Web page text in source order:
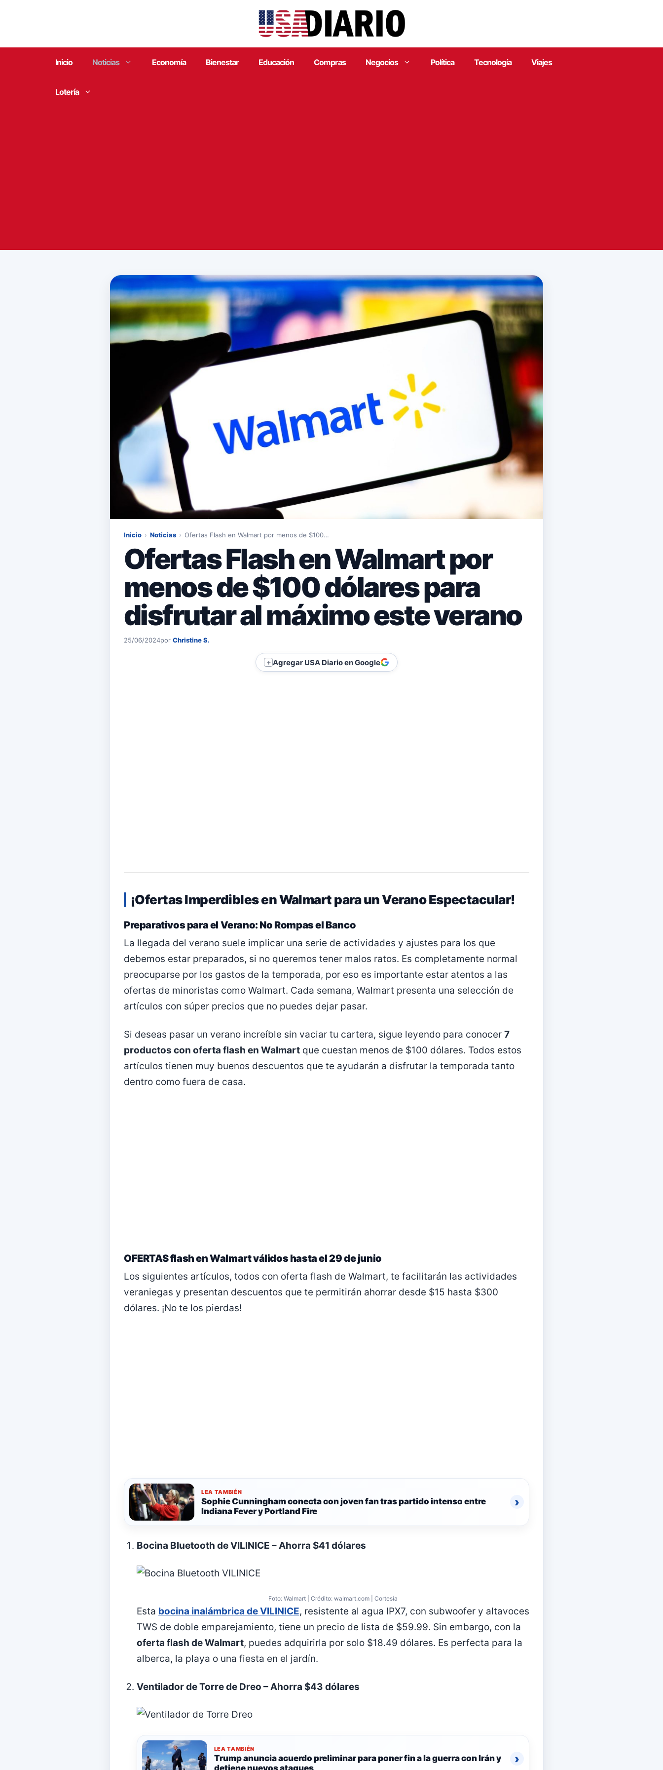
Inicio Noticias Economía Bienestar Educación Compras Negocios Política Tecnología Viajes
Lotería
Inicio › Noticias › Ofertas Flash en Walmart por menos de $100…
Ofertas Flash en Walmart por
menos de $100 dólares para
disfrutar al máximo este verano
25/06/2024por Christine S.
＋ Agregar USA Diario en Google
¡Ofertas Imperdibles en Walmart para un Verano Espectacular!
Preparativos para el Verano: No Rompas el Banco
La llegada del verano suele implicar una serie de actividades y ajustes para los que
debemos estar preparados, si no queremos tener malos ratos. Es completamente normal
preocuparse por los gastos de la temporada, por eso es importante estar atentos a las
ofertas de minoristas como Walmart. Cada semana, Walmart presenta una selección de
artículos con súper precios que no puedes dejar pasar.
Si deseas pasar un verano increíble sin vaciar tu cartera, sigue leyendo para conocer 7
productos con oferta flash en Walmart que cuestan menos de $100 dólares. Todos estos
artículos tienen muy buenos descuentos que te ayudarán a disfrutar la temporada tanto
dentro como fuera de casa.
OFERTAS flash en Walmart válidos hasta el 29 de junio
Los siguientes artículos, todos con oferta flash de Walmart, te facilitarán las actividades
veraniegas y presentan descuentos que te permitirán ahorrar desde $15 hasta $300
dólares. ¡No te los pierdas!
LEA TAMBIÉN
Sophie Cunningham conecta con joven fan tras partido intenso entre
Indiana Fever y Portland Fire
›
Bocina Bluetooth de VILINICE – Ahorra $41 dólares
Foto: Walmart | Crédito: walmart.com | Cortesía
Esta bocina inalámbrica de VILINICE, resistente al agua IPX7, con subwoofer y altavoces
TWS de doble emparejamiento, tiene un precio de lista de $59.99. Sin embargo, con la
oferta flash de Walmart, puedes adquirirla por solo $18.49 dólares. Es perfecta para la
alberca, la playa o una fiesta en el jardín.
Ventilador de Torre de Dreo – Ahorra $43 dólares
LEA TAMBIÉN
Trump anuncia acuerdo preliminar para poner fin a la guerra con Irán y
›